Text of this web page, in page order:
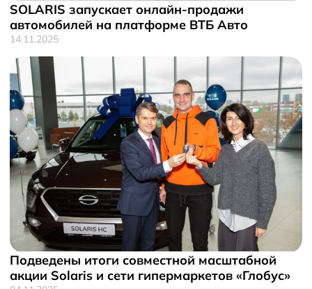
SOLARIS запускает онлайн-продажи
автомобилей на платформе ВТБ Авто
14.11.2025
Подведены итоги совместной масштабной
акции Solaris и сети гипермаркетов «Глобус»